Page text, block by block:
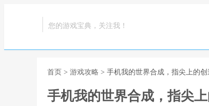
您的游戏宝典，关注我！
首页 > 游戏攻略 > 手机我的世界合成，指尖上的
手机我的世界合成，指尖